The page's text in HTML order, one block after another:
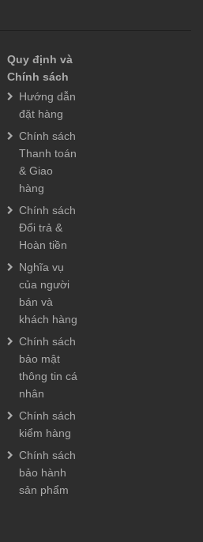
Quy định và
Chính sách
Hướng dẫn
đặt hàng
Chính sách
Thanh toán
& Giao
hàng
Chính sách
Đổi trả &
Hoàn tiền
Nghĩa vụ
của người
bán và
khách hàng
Chính sách
bảo mật
thông tin cá
nhân
Chính sách
kiểm hàng
Chính sách
bảo hành
sản phẩm